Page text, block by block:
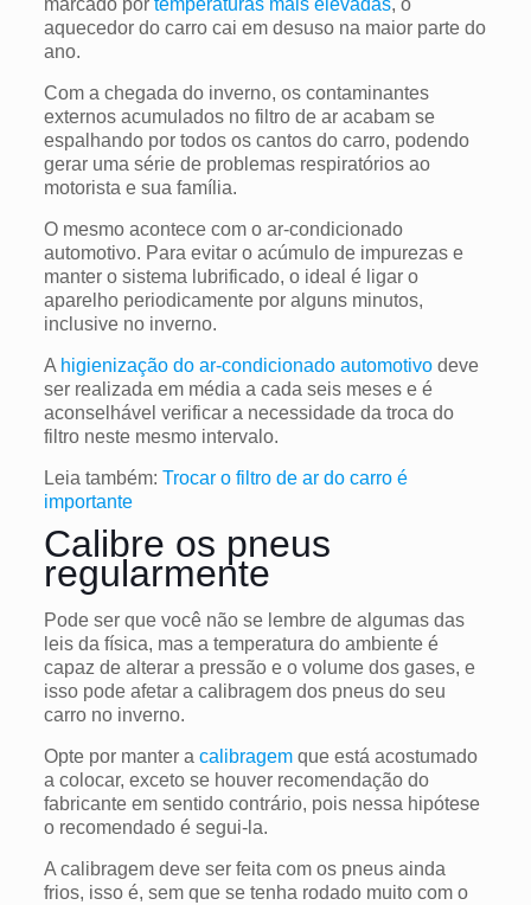
marcado por temperaturas mais elevadas, o
aquecedor do carro cai em desuso na maior parte do
ano.
Com a chegada do inverno, os contaminantes
externos acumulados no filtro de ar acabam se
espalhando por todos os cantos do carro, podendo
gerar uma série de problemas respiratórios ao
motorista e sua família.
O mesmo acontece com o ar-condicionado
automotivo. Para evitar o acúmulo de impurezas e
manter o sistema lubrificado, o ideal é ligar o
aparelho periodicamente por alguns minutos,
inclusive no inverno.
A higienização do ar-condicionado automotivodeve
ser realizada em média a cada seis meses e é
aconselhável verificar a necessidade da troca do
filtro neste mesmo intervalo.
Leia também: Trocar o filtro de ar do carro é
importante
Calibre os pneus
regularmente
Pode ser que você não se lembre de algumas das
leis da física, mas a temperatura do ambiente é
capaz de alterar a pressão e o volume dos gases, e
isso pode afetar a calibragem dos pneus do seu
carro no inverno.
Opte por manter a calibragemque está acostumado
a colocar, exceto se houver recomendação do
fabricante em sentido contrário, pois nessa hipótese
o recomendado é segui-la.
A calibragem deve ser feita com os pneus ainda
frios, isso é, sem que se tenha rodado muito com o